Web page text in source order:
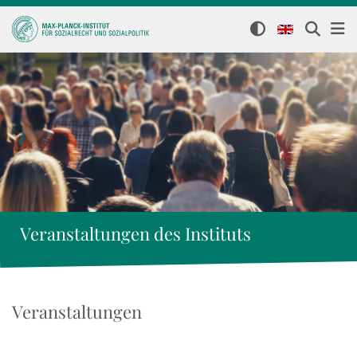
Veranstaltungen des Instituts
Veranstaltungen